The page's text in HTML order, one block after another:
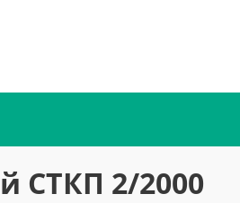
СТКП 2/2000